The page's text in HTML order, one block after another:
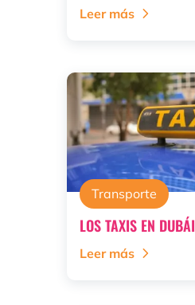
Leer más
Transporte
LOS TAXIS EN DUBÁI
Leer más